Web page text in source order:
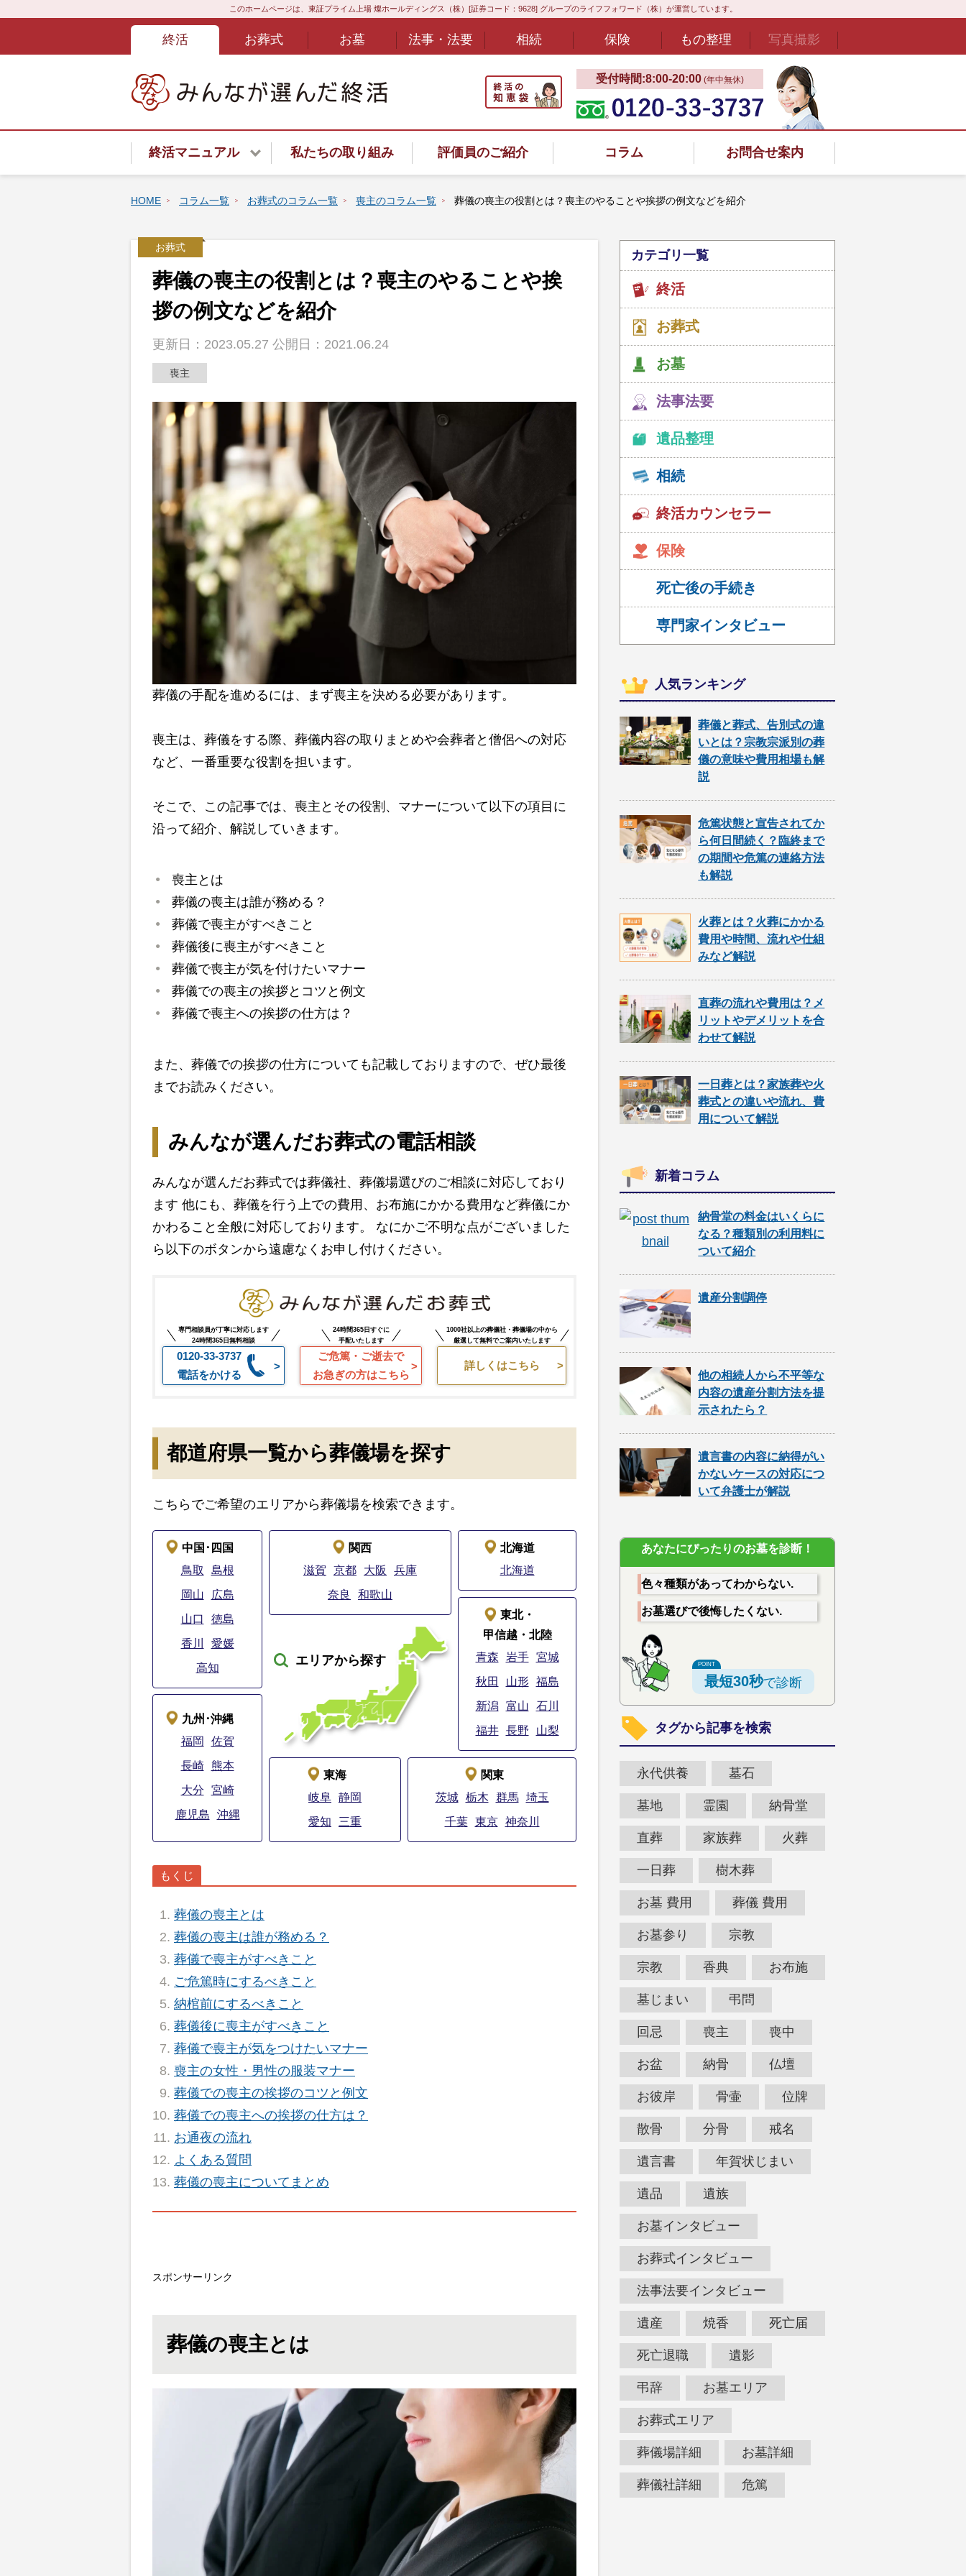
このホームページは、東証プライム上場 燦ホールディングス（株）[証券コード：9628] グループのライフフォワード（株）が運営しています。
終活 お葬式 お墓 法事・法要 相続 保険 もの整理 写真撮影
受付時間:8:00‐20:00 (年中無休)
終活マニュアル
終活サービスご紹介
終活あんしんよろず相談ダイヤル
遺言書
散骨
動画
私たちの取り組み 評価員のご紹介 コラム お問合せ案内
HOME コラム一覧 お葬式のコラム一覧 喪主のコラム一覧 葬儀の喪主の役割とは？喪主のやることや挨拶の例文などを紹介
お葬式
葬儀の喪主の役割とは？喪主のやることや挨
拶の例文などを紹介
更新日：2023.05.27 公開日：2021.06.24
喪主
葬儀の手配を進めるには、まず喪主を決める必要があります。
喪主は、葬儀をする際、葬儀内容の取りまとめや会葬者と僧侶への対応
など、一番重要な役割を担います。
そこで、この記事では、喪主とその役割、マナーについて以下の項目に
沿って紹介、解説していきます。
喪主とは
葬儀の喪主は誰が務める？
葬儀で喪主がすべきこと
葬儀後に喪主がすべきこと
葬儀で喪主が気を付けたいマナー
葬儀での喪主の挨拶とコツと例文
葬儀で喪主への挨拶の仕方は？
また、葬儀での挨拶の仕方についても記載しておりますので、ぜひ最後
までお読みください。
みんなが選んだお葬式の電話相談
みんなが選んだお葬式では葬儀社、葬儀場選びのご相談に対応しており
ます 他にも、葬儀を行う上での費用、お布施にかかる費用など葬儀にか
かわること全般に対応しております。 なにかご不明な点がございました
ら以下のボタンから遠慮なくお申し付けください。
専門相談員が丁寧に対応します
24時間365日無料相談
0120-33-3737
電話をかける
24時間365日すぐに
手配いたします
ご危篤・ご逝去で
お急ぎの方はこちら
1000社以上の葬儀社・葬儀場の中から
厳選して無料でご案内いたします
詳しくはこちら
都道府県一覧から葬儀場を探す
こちらでご希望のエリアから葬儀場を検索できます。
エリアから探す
北海道
北海道
東北・
甲信越・北陸
青森
岩手
宮城
秋田
山形
福島
新潟
富山
石川
福井
長野 山梨
関東
茨城
栃木 群馬
埼玉
千葉
東京 神奈川
東海
岐阜 静岡
愛知
三重
関西
滋賀
京都 大阪
兵庫
奈良
和歌山
中国･四国
鳥取
島根
岡山
広島
山口
徳島
香川
愛媛
高知
九州･沖縄
福岡
佐賀
長崎
熊本
大分
宮崎
鹿児島
沖縄
葬儀の喪主とは
葬儀の喪主は誰が務める？
葬儀で喪主がすべきこと
ご危篤時にするべきこと
納棺前にするべきこと
葬儀後に喪主がすべきこと
葬儀で喪主が気をつけたいマナー
喪主の女性・男性の服装マナー
葬儀での喪主の挨拶のコツと例文
葬儀での喪主への挨拶の仕方は？
お通夜の流れ
よくある質問
葬儀の喪主についてまとめ
スポンサーリンク
葬儀の喪主とは
カテゴリ一覧
終活
お葬式
お墓
法事法要
遺品整理
相続
終活カウンセラー
保険
死亡後の手続き
専門家インタビュー
人気ランキング
葬儀と葬式、告別式の違
いとは？宗教宗派別の葬
儀の意味や費用相場も解
説
危篤状態と宣告されてか
ら何日間続く？臨終まで
の期間や危篤の連絡方法
も解説
火葬とは？火葬にかかる
費用や時間、流れや仕組
みなど解説
直葬の流れや費用は？メ
リットやデメリットを合
わせて解説
一日葬とは？家族葬や火
葬式との違いや流れ、費
用について解説
新着コラム
納骨堂の料金はいくらに
なる？種類別の利用料に
ついて紹介
遺産分割調停
他の相続人から不平等な
内容の遺産分割方法を提
示されたら？
遺言書の内容に納得がい
かないケースの対応につ
いて弁護士が解説
あなたにぴったりのお墓を診断！
色々種類があってわからない.
お墓選びで後悔したくない.
最短30秒で診断
タグから記事を検索
永代供養 墓石
墓地 霊園 納骨堂
直葬 家族葬 火葬
一日葬 樹木葬
お墓 費用 葬儀 費用
お墓参り 宗教
宗教 香典 お布施
墓じまい 弔問
回忌 喪主 喪中
お盆 納骨 仏壇
お彼岸 骨壷 位牌
散骨 分骨 戒名
遺言書 年賀状じまい
遺品 遺族
お墓インタビュー
お葬式インタビュー
法事法要インタビュー
遺産 焼香 死亡届
死亡退職 遺影
弔辞 お墓エリア
お葬式エリア
葬儀場詳細 お墓詳細
葬儀社詳細 危篤